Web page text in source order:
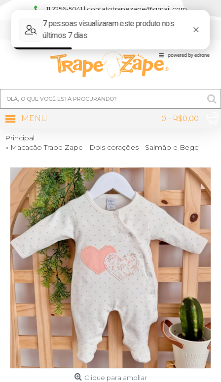
11 2256-5041 | contatotrapezape@gmail.com
MINHA CONTA
0 - R$0,00
MENU
Principal
Macacão Trape Zape - Dois corações - Salmão e Bege
Clique para ampliar